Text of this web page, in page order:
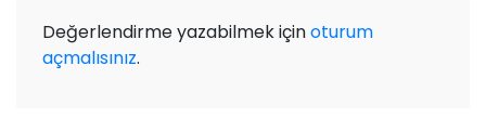
Değerlendirme yazabilmek içinoturum
açmalısınız.